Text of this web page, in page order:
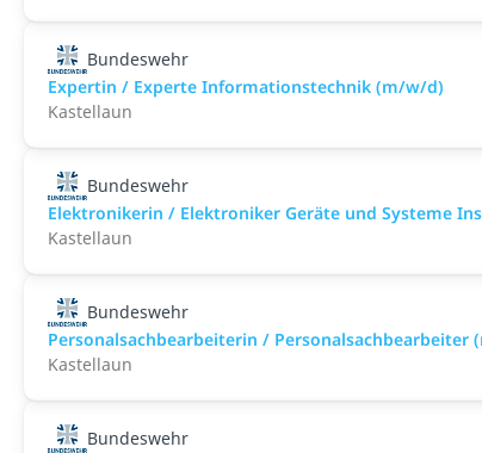
Bundeswehr
Expertin / Experte Informationstechnik (m/w/d)
Kastellaun
Bundeswehr
Elektronikerin / Elektroniker Geräte und Systeme
Kastellaun
Bundeswehr
Personalsachbearbeiterin / Personalsachbearbeiter
Kastellaun
Bundeswehr